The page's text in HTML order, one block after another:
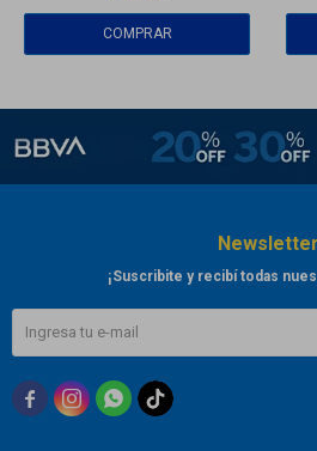
Newsletter
¡Suscribite y recibí todas
  